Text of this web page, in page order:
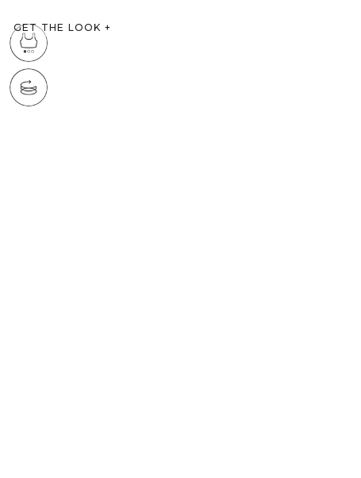
GET THE LOOK +